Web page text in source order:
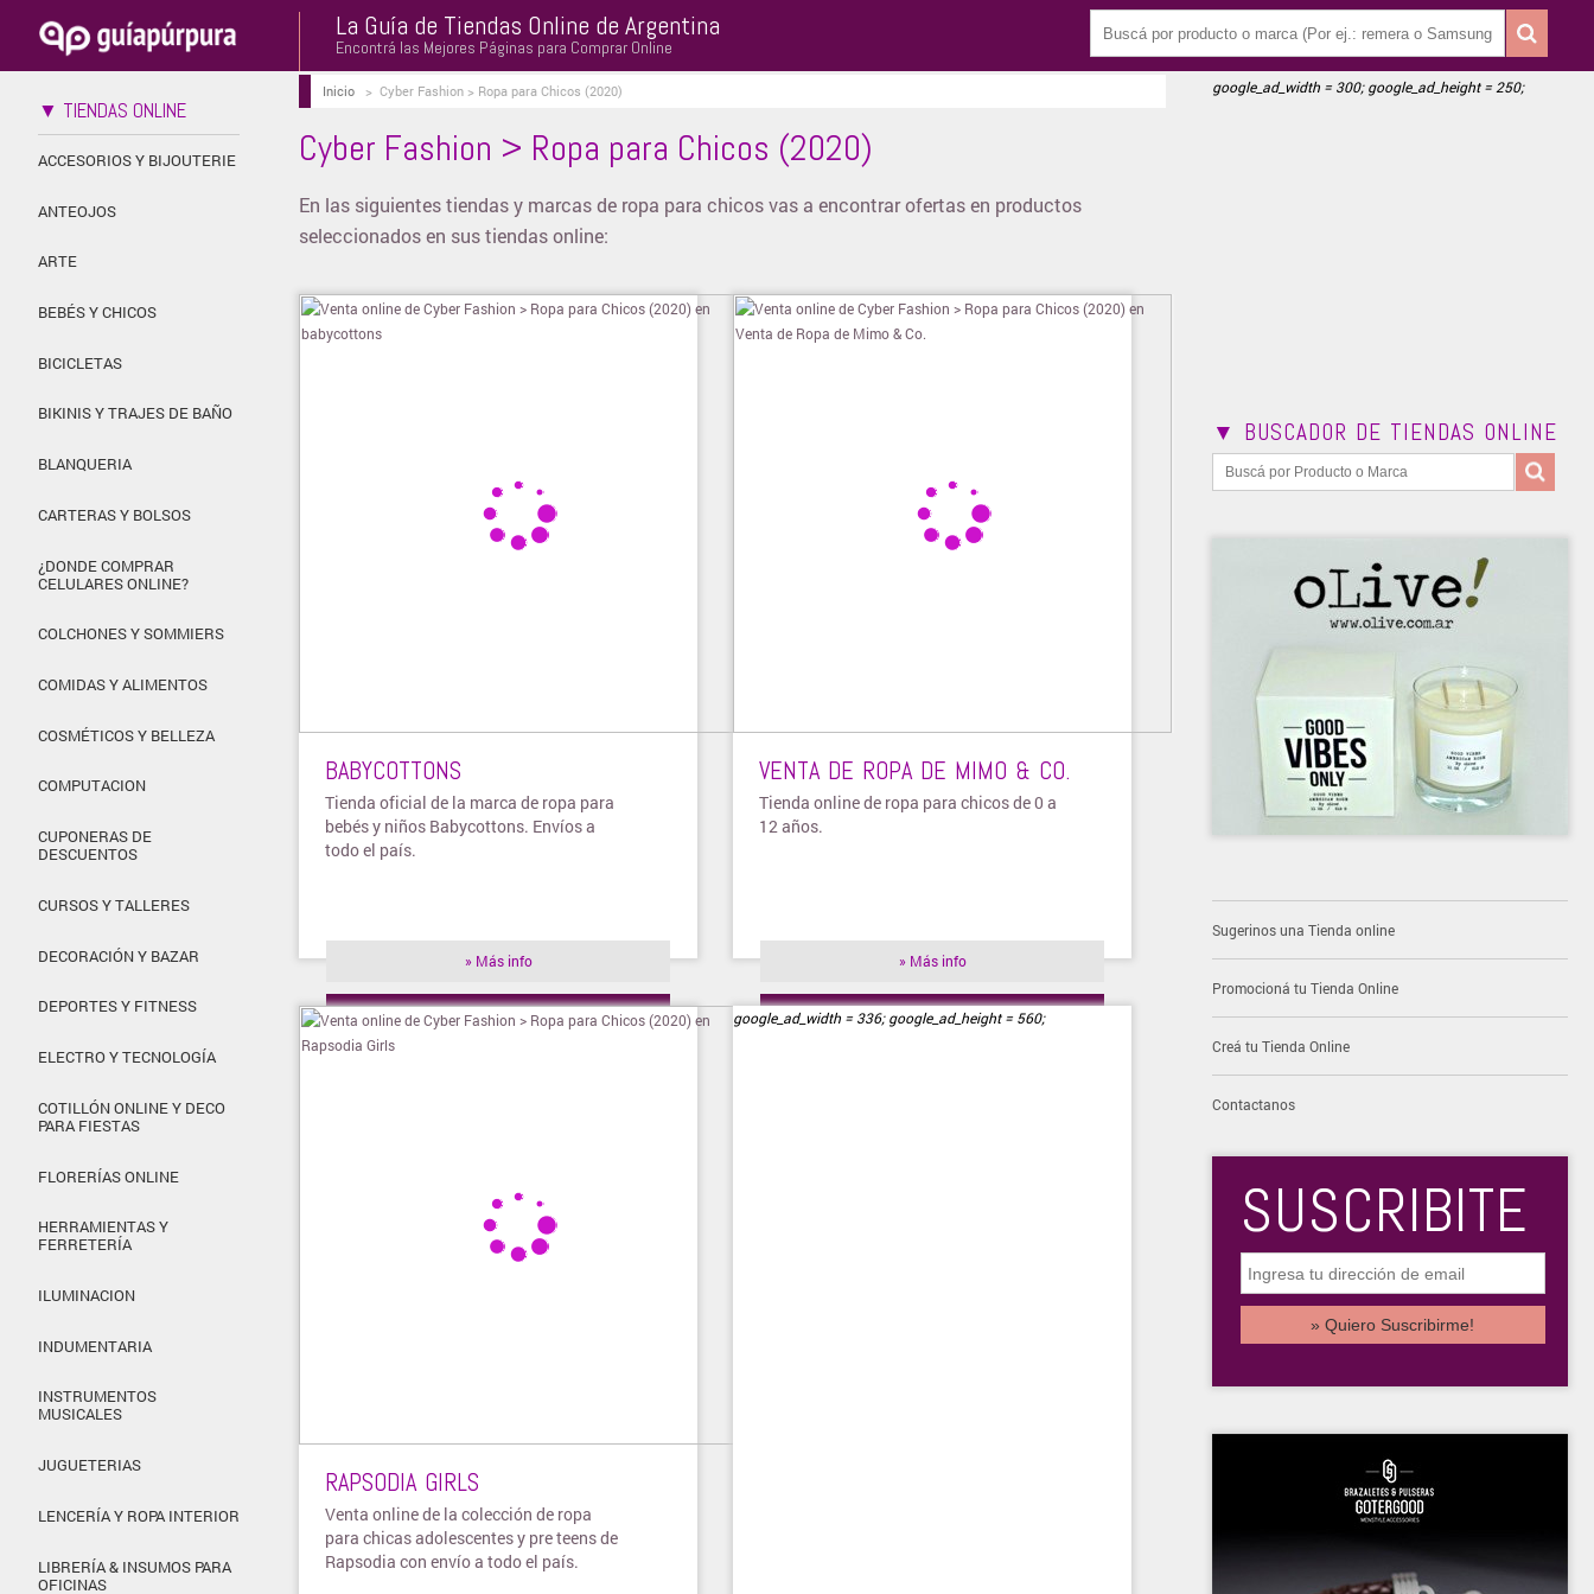
La Guía de Tiendas Online de Argentina
Encontrá las Mejores Páginas para Comprar Online
▼ TIENDAS ONLINE
ACCESORIOS Y BIJOUTERIE
ANTEOJOS
ARTE
BEBÉS Y CHICOS
BICICLETAS
BIKINIS Y TRAJES DE BAÑO
BLANQUERIA
CARTERAS Y BOLSOS
¿DONDE COMPRAR
CELULARES ONLINE?
COLCHONES Y SOMMIERS
COMIDAS Y ALIMENTOS
COSMÉTICOS Y BELLEZA
COMPUTACION
CUPONERAS DE
DESCUENTOS
CURSOS Y TALLERES
DECORACIÓN Y BAZAR
DEPORTES Y FITNESS
ELECTRO Y TECNOLOGÍA
COTILLÓN ONLINE Y DECO
PARA FIESTAS
FLORERÍAS ONLINE
HERRAMIENTAS Y
FERRETERÍA
ILUMINACION
INDUMENTARIA
INSTRUMENTOS
MUSICALES
JUGUETERIAS
LENCERÍA Y ROPA INTERIOR
LIBRERÍA & INSUMOS PARA
OFICINAS
Inicio> Cyber Fashion > Ropa para Chicos (2020)
Cyber Fashion > Ropa para Chicos (2020)
En las siguientes tiendas y marcas de ropa para chicos vas a encontrar ofertas en productos
seleccionados en sus tiendas online:
BABYCOTTONS
Tienda oficial de la marca de ropa para
bebés y niños Babycottons. Envíos a
todo el país.
» Más info
» Visitar tienda
VENTA DE ROPA DE MIMO & CO.
Tienda online de ropa para chicos de 0 a
12 años.
» Más info
» Visitar tienda
RAPSODIA GIRLS
Venta online de la colección de ropa
para chicas adolescentes y pre teens de
Rapsodia con envío a todo el país.
google_ad_width = 336; google_ad_height = 560;
google_ad_width = 300; google_ad_height = 250;
▼ BUSCADOR DE TIENDAS ONLINE
Sugerinos una Tienda online
Promocioná tu Tienda Online
Creá tu Tienda Online
Contactanos
SUSCRIBITE